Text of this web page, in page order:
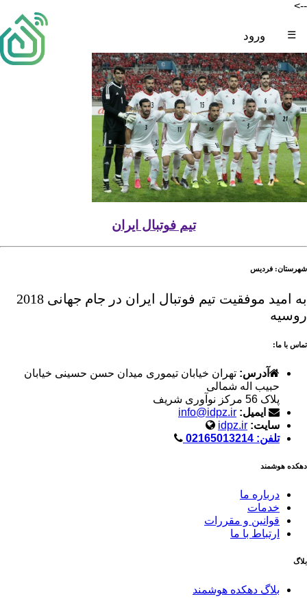
-->
ورود ☰
تیم فوتبال ایران
شهرستان: فردیس
به امید موفقیت تیم فوتبال ایران در جام جهانی 2018
روسیه
تماس با ما:
آدرس: تهران خیابان تیموری میدان حسن حسینی خیابان
حبیب اله شمالی
پلاک 56 مرکز نوآوری شریف
ایمیل: info@idpz.ir
سایت: idpz.ir
تلفن: 02165013214
دهکده هوشمند
درباره ما
خدمات
قوانین و مقررات
ارتباط با ما
بلاگ
بلاگ دهکده هوشمند